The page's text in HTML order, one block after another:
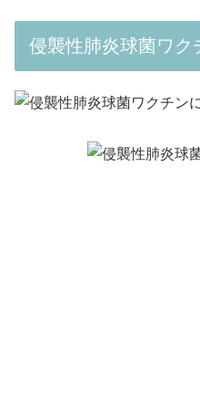
侵襲性肺炎球菌ワク